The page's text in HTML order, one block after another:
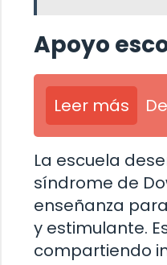
Apoyo
Leer más
La escuela
síndrome de
enseñanza
y estimulante.
compartiendo